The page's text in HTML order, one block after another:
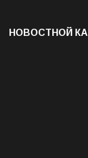
НОВОСТНОЙ